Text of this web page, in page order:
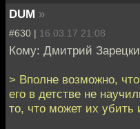
DUM »
#630 | 16.03.17 21:08
Кому: Дмитрий
> Вполне возможно,
его в детстве не
то, что может их убить